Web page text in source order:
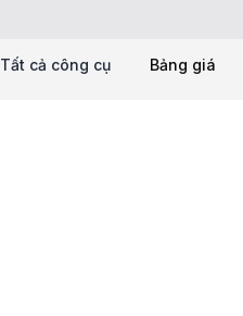
Tất cả công cụ Bảng giá